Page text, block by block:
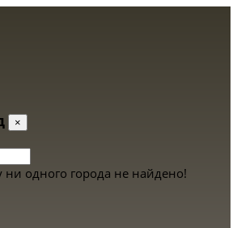
×
ни одного города не найдено!